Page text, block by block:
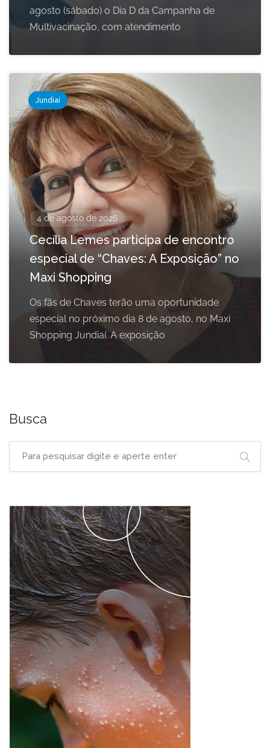
agosto (sábado) o Dia D da Campanha de
Multivacinação, com atendimento
Jundiaí
4 de agosto de 2026
Cecília Lemes participa de encontro
especial de “Chaves: A Exposição” no
Maxi Shopping
Os fãs de Chaves terão uma oportunidade
especial no próximo dia 8 de agosto, no Maxi
Shopping Jundiaí. A exposição
Busca